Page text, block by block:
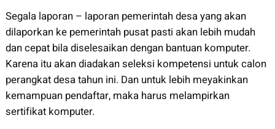
Segala laporan – laporan pemerintah desa yang akan
dilaporkan ke pemerintah pusat pasti akan lebih mudah
dan cepat bila diselesaikan dengan bantuan komputer.
Karena itu akan diadakan seleksi kompetensi untuk calon
perangkat desa tahun ini. Dan untuk lebih meyakinkan
kemampuan pendaftar, maka harus melampirkan
sertifikat komputer.